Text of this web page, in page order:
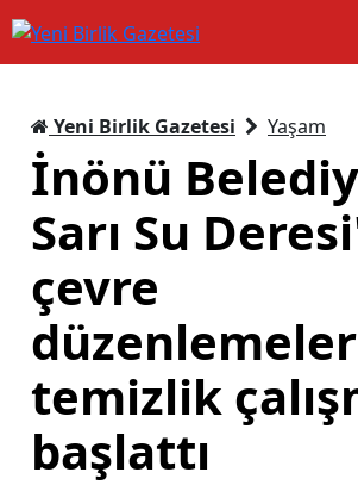
Yeni Birlik Gazetesi Yaşam
İnönü
Sarı Su
çevre
temizlik
başlattı